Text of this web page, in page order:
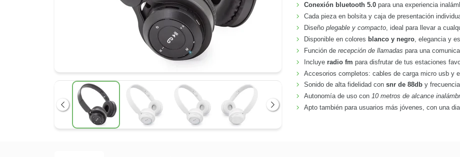
Anterior Siguiente
Conexión bluetooth 5.0 para una experiencia
Cada pieza en bolsita y caja de presentación
Diseñoplegable y compacto, ideal para llevar a
Disponible en colores blanco y negro , elegancia y
Función derecepción de llamadas para una
Incluye radio fm para disfrutar de tus estaciones
Accesorios completos: cables de carga micro usb y
Sonido de alta fidelidad consnr de 88db y
Autonomía de uso con10 metros de alcance
Apto también para usuarios más jóvenes, con una